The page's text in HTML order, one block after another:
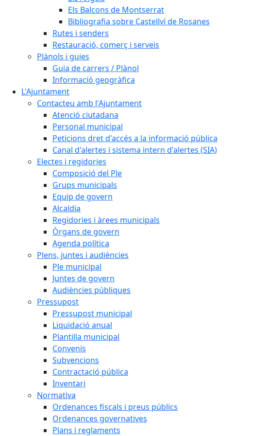
Els Balcons de Montserrat
Bibliografia sobre Castellví de Rosanes
Rutes i senders
Restauració, comerç i serveis
Plànols i guies
Guia de carrers / Plànol
Informació geogràfica
L'Ajuntament
Contacteu amb l'Ajuntament
Atenció ciutadana
Personal municipal
Peticions dret d'accés a la informació pública
Canal d'alertes i sistema intern d'alertes (SIA)
Electes i regidories
Composició del Ple
Grups municipals
Equip de govern
Alcaldia
Regidories i àrees municipals
Òrgans de govern
Agenda política
Plens, juntes i audiències
Ple municipal
Juntes de govern
Audiències públiques
Pressupost
Pressupost municipal
Liquidació anual
Plantilla municipal
Convenis
Subvencions
Contractació pública
Inventari
Normativa
Ordenances fiscals i preus públics
Ordenances governatives
Plans i reglaments